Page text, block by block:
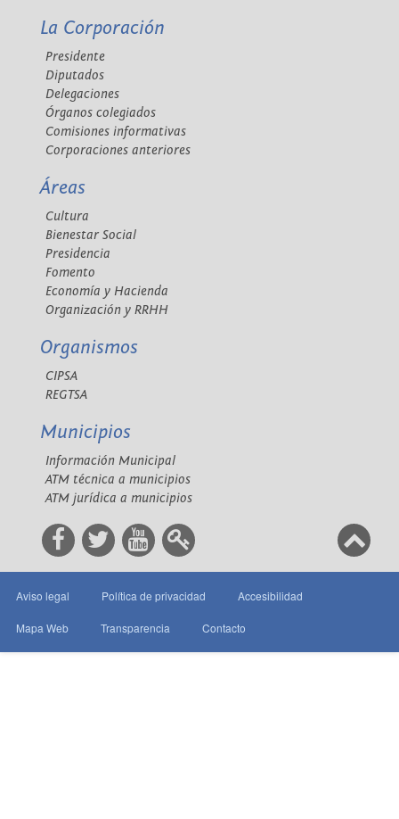
La Corporación
Presidente
Diputados
Delegaciones
Órganos colegiados
Comisiones informativas
Corporaciones anteriores
Áreas
Cultura
Bienestar Social
Presidencia
Fomento
Economía y Hacienda
Organización y RRHH
Organismos
CIPSA
REGTSA
Municipios
Información Municipal
ATM técnica a municipios
ATM jurídica a municipios
Aviso legal Política de privacidad Accesibilidad
Mapa Web Transparencia Contacto